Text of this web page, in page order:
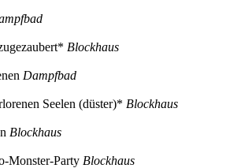
Blockhaus
Dampfbad
Seelen (düster)* Blockhaus
Blockhaus
Monster-Party Blockhaus